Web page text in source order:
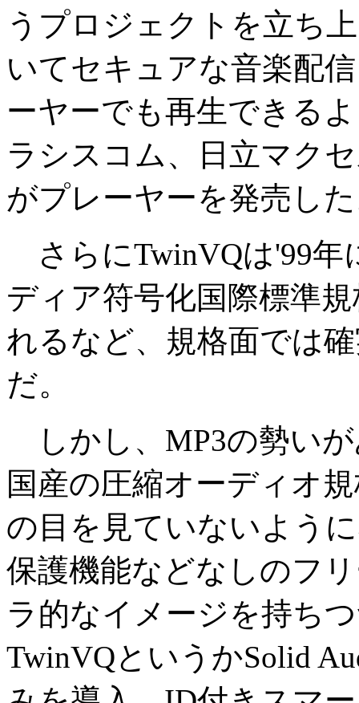
うプロジェクトを立ち
いてセキュアな音楽配
ーヤーでも再生できる
ラシスコム、日立マク
がプレーヤーを発売し
さらにTwinVQは'99年
ディア符号化国際標準
れるなど、規格面では
だ。
しかし、MP3の勢い
国産の圧縮オーディオ
の目を見ていないよう
保護機能などなしのフ
ラ的なイメージを持ち
TwinVQというかSolid